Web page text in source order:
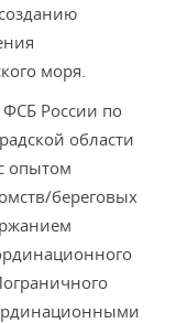
моря.
ФСБ России по
области
опытом
береговых